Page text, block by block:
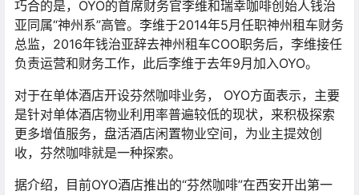
巧合的是，OYO的首席财务官李维和瑞幸咖啡创始人钱治
亚同属“神州系”高管。李维于2014年5月任职神州租车财务
总监，2016年钱治亚辞去神州租车COO职务后，李维接任
负责运营和财务工作，此后李维于去年9月加入OYO。
对于在单体酒店开设芬然咖啡业务， OYO方面表示，主要
是针对单体酒店物业利用率普遍较低的现状，来积极探索
更多增值服务，盘活酒店闲置物业空间，为业主提效创
收，芬然咖啡就是一种探索。
据介绍，目前OYO酒店推出的“芬然咖啡”在西安开出第一